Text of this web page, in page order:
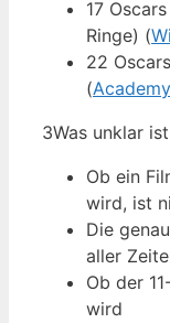
17
Ringe) (
22
(
3Was unklar ist
Ob ein
wird, ist
Die
aller
Ob der
wird